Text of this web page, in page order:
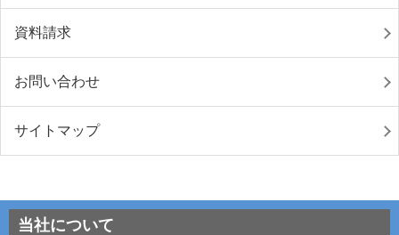
資料請求
お問い合わせ
サイトマップ
当社について